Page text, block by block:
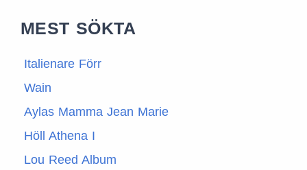
MEST SÖKTA
Italienare Förr
Wain
Aylas Mamma Jean Marie
Höll Athena I
Lou Reed Album